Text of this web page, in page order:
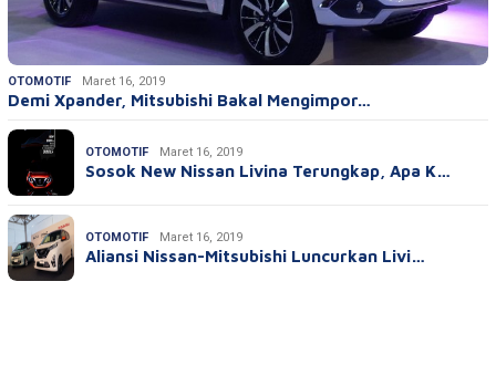
OTOMOTIF Maret 16, 2019
Demi Xpander, Mitsubishi Bakal Mengimpor…
OTOMOTIF Maret 16, 2019
Sosok New Nissan Livina Terungkap, Apa K…
OTOMOTIF Maret 16, 2019
Aliansi Nissan-Mitsubishi Luncurkan Livi…